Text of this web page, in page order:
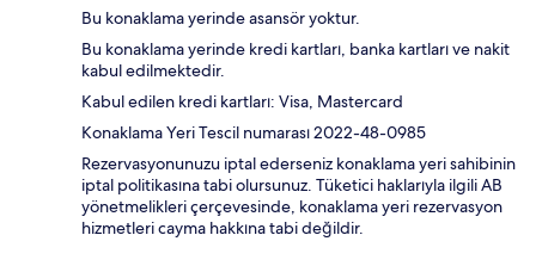
Bu konaklama yerinde asansör yoktur.
Bu konaklama yerinde kredi kartları, banka kartları ve nakit
kabul edilmektedir.
Kabul edilen kredi kartları: Visa, Mastercard
Konaklama Yeri Tescil numarası 2022-48-0985
Rezervasyonunuzu iptal ederseniz konaklama yeri sahibinin
iptal politikasına tabi olursunuz. Tüketici haklarıyla ilgili AB
yönetmelikleri çerçevesinde, konaklama yeri rezervasyon
hizmetleri cayma hakkına tabi değildir.